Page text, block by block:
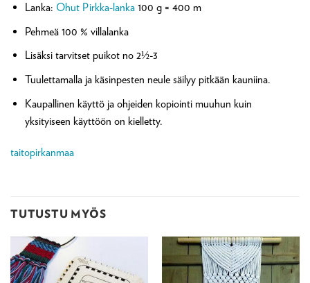
Lanka: Ohut Pirkka-lanka100 g = 400 m
Pehmeä 100 % villalanka
Lisäksi tarvitset puikot no 2½-3
Tuulettamalla ja käsinpesten neule säilyy pitkään kauniina.
Kaupallinen käyttö ja ohjeiden kopiointi muuhun kuin
yksityiseen käyttöön on kielletty.
taitopirkanmaa
TUTUSTU MYÖS